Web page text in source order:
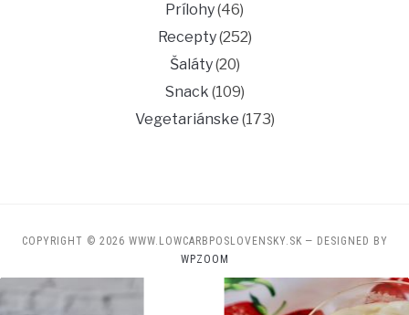
Prílohy(46)
Recepty(252)
Šaláty(20)
Snack (109)
Vegetariánske (173)
COPYRIGHT © 2026 WWW.LOWCARBPOSLOVENSKY.SK — DESIGNED BY
WPZOOM